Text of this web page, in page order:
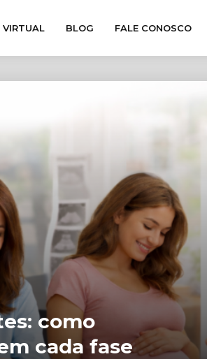
VIRTUAL BLOG FALE CONOSCO
da